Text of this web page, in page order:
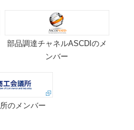
部品調達チャネルASCDIのメ
ンバー
のメンバー